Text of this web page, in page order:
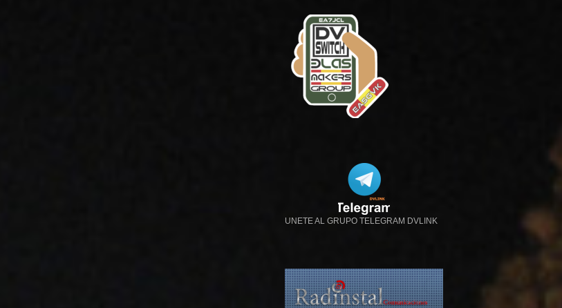
UNETE AL GRUPO TELEGRAM DVLINK